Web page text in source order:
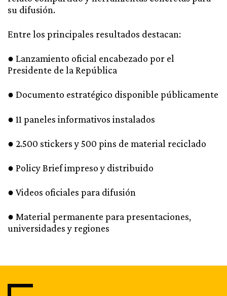
su difusión.
Entre los principales resultados destacan:
● Lanzamiento oficial encabezado por el
Presidente de la República
● Documento estratégico disponible públicamente
● 11 paneles informativos instalados
● 2.500 stickers y 500 pins de material reciclado
● Policy Brief impreso y distribuido
● Videos oficiales para difusión
● Material permanente para presentaciones,
universidades y regiones